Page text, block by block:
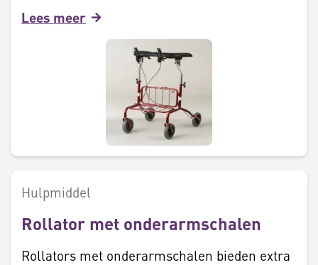
Lees meer
Hulpmiddel
Rollator met onderarmschalen
Rollators met onderarmschalen bieden extra